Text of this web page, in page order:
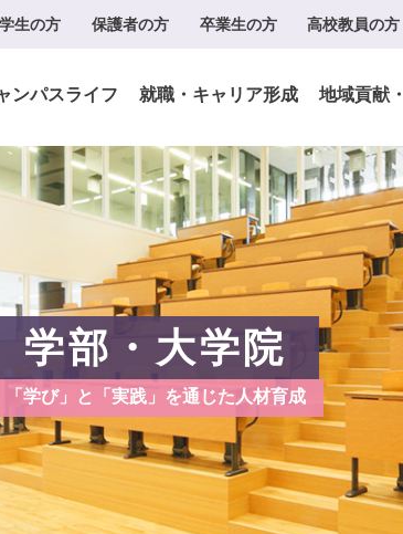
生の方 保護者の方 卒業生の方 高校教員の方
ンパスライフ 就職・キャリア形成 地域貢献
学部・大学院
「学び」と「実践」を通じた人材育成